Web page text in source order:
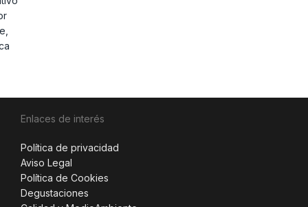
Enlaces de interés
Política de privacidad
Aviso Legal
Política de Cookies
Degustaciones